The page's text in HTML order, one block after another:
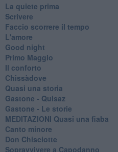
La quiete prima
Scrivere
Faccio scorrere il tempo
L'amore
Good night
Primo Maggio
Il conforto
Chissàdove
Quasi una storia
Gastone - Quisaz
Gastone - Le storie
MEDITAZIONI Quasi una fiaba
Canto minore
Don Chisciotte
Sopravvivere a Capodanno